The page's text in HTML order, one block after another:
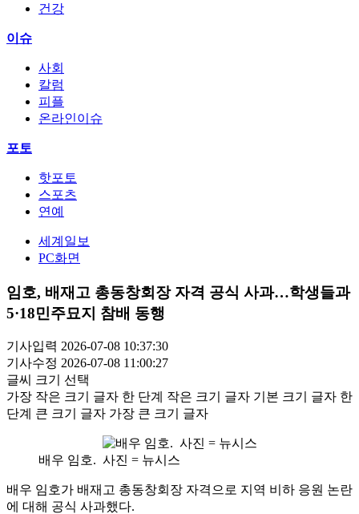
건강
이슈
사회
칼럼
피플
온라인이슈
포토
핫포토
스포츠
연예
세계일보
PC화면
임호, 배재고 총동창회장 자격 공식 사과…학생들과
5·18민주묘지 참배 동행
기사입력 2026-07-08 10:37:30
기사수정 2026-07-08 11:00:27
글씨 크기 선택
가장 작은 크기 글자 한 단계 작은 크기 글자 기본 크기 글자 한
단계 큰 크기 글자 가장 큰 크기 글자
배우 임호. 사진 = 뉴시스
배우 임호가 배재고 총동창회장 자격으로 지역 비하 응원 논란
에 대해 공식 사과했다.